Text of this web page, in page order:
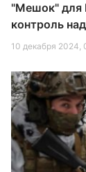
"Мешок" для
контроль
10 декабря 2024,